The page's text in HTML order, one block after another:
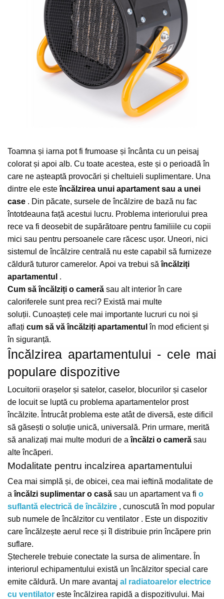
compresoare
Cricuri Auto Hidraulice
Pneumatice si Trapezoidale
Cricuri hidraulice
Cricuri pneumatice
Cricuri trapezoidale
Motoare electrice
Pistol de Lipit
Polizoare
Pompe Combustibil
Prelungitoare
Protectia muncii
Scule Pneumatice
Slefuitoare
Suport auto
Suport motocicleta
Surubelnite
Tunuri de caldura si aeroteme
Utilaje constructie
Motocositoare si Motosape
Nivela laser
Pistol de vopsit
umidificatoare
Toamna și iarna pot fi frumoase și încânta cu un peisaj
colorat și apoi alb. Cu toate acestea, este și o perioadă în
care ne așteaptă provocări și cheltuieli suplimentare. Una
dintre ele esteîncălzirea unui apartament sau a unei
case . Din păcate, sursele de încălzire de bază nu fac
întotdeauna față acestui lucru. Problema interiorului prea
rece va fi deosebit de supărătoare pentru familiile cu copii
mici sau pentru persoanele care răcesc ușor. Uneori, nici
sistemul de încălzire centrală nu este capabil să furnizeze
căldură tuturor camerelor. Apoi va trebui săîncălziți
apartamentul .
Cum să încălziți o cameră sau alt interior în care
caloriferele sunt prea reci? Există mai multe
soluții. Cunoașteți cele mai importante lucruri cu noi și
aflați cum să vă încălziți apartamentul în mod eficient și
în siguranță.
Încălzirea apartamentului - cele mai
populare dispozitive
Locuitorii orașelor și satelor, caselor, blocurilor și caselor
de locuit se luptă cu problema apartamentelor prost
încălzite. Întrucât problema este atât de diversă, este dificil
să găsești o soluție unică, universală. Prin urmare, merită
să analizați mai multe moduri de aîncălzi o cameră sau
alte încăperi.
Modalitate pentru incalzirea apartamentului
Cea mai simplă și, de obicei, cea mai ieftină modalitate de
aîncălzi suplimentar o casă sau un apartament va fi o
suflantă electrică de încălzire , cunoscută în mod popular
sub numele de încălzitor cu ventilator . Este un dispozitiv
care încălzește aerul rece și îl distribuie prin încăpere prin
suflare.
Ștecherele trebuie conectate la sursa de alimentare. În
interiorul echipamentului există un încălzitor special care
emite căldură. Un mare avantaj al radiatoarelor electrice
cu ventilator este încălzirea rapidă a dispozitivului. Mai